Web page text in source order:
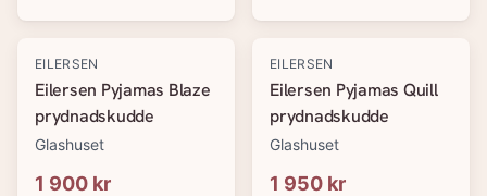
EILERSEN
Eilersen Pyjamas Blaze
prydnadskudde
Glashuset
1 900 kr
EILERSEN
Eilersen Pyjamas Quill
prydnadskudde
Glashuset
1 950 kr